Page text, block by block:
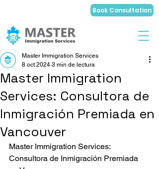
Book Consultation
Master Immigration
Services: Consultora de
Inmigración Premiada en
Vancouver
Master Immigration Services
8 oct 2024 3 min de lectura
Master Immigration Services:
Consultora de Inmigración Premiada